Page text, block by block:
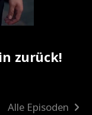
zurück!
Alle Episoden